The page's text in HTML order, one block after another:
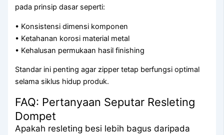
pada prinsip dasar seperti:
• Konsistensi dimensi komponen
• Ketahanan korosi material metal
• Kehalusan permukaan hasil finishing
Standar ini penting agar zipper tetap berfungsi optimal
selama siklus hidup produk.
FAQ: Pertanyaan Seputar Resleting
Dompet
Apakah resleting besi lebih bagus daripada